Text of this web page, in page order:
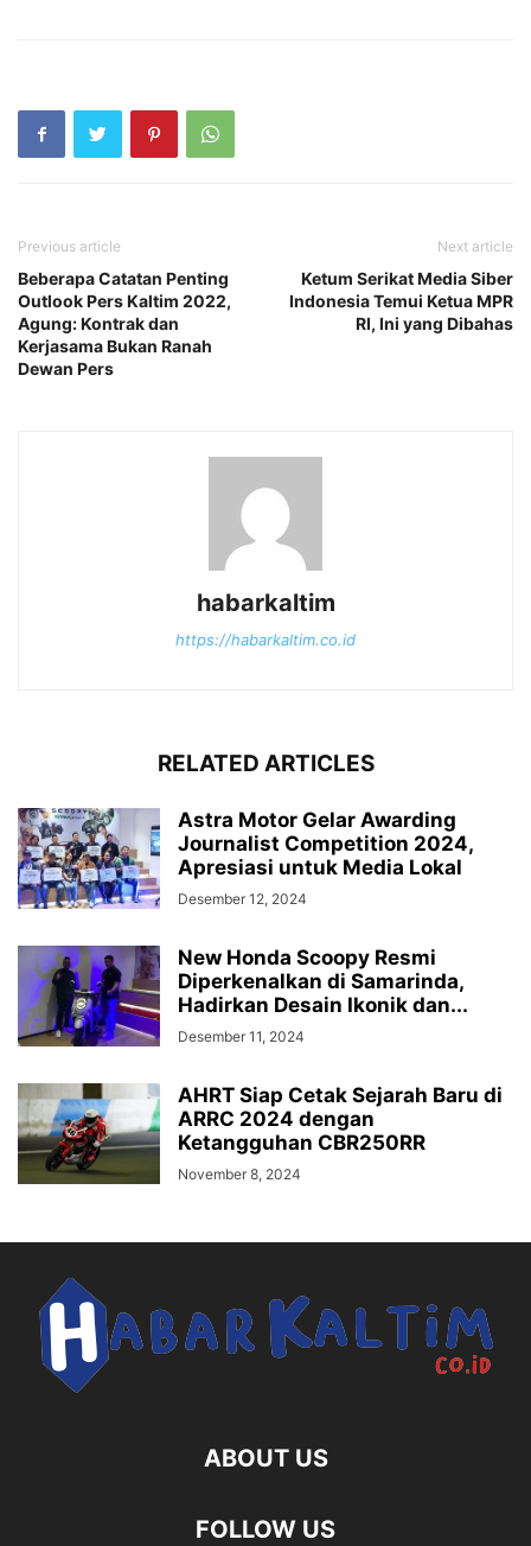
Previous article
Beberapa Catatan Penting
Outlook Pers Kaltim 2022,
Agung: Kontrak dan
Kerjasama Bukan Ranah
Dewan Pers
Next article
Ketum Serikat Media Siber
Indonesia Temui Ketua MPR
RI, Ini yang Dibahas
habarkaltim
https://habarkaltim.co.id
RELATED ARTICLES
Astra Motor Gelar Awarding
Journalist Competition 2024,
Apresiasi untuk Media Lokal
Desember 12, 2024
New Honda Scoopy Resmi
Diperkenalkan di Samarinda,
Hadirkan Desain Ikonik dan...
Desember 11, 2024
AHRT Siap Cetak Sejarah Baru di
ARRC 2024 dengan
Ketangguhan CBR250RR
November 8, 2024
ABOUT US
FOLLOW US